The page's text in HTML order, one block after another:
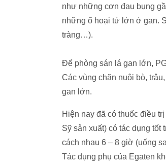
như những cơn đau bụng
những ổ hoại tử lớn ở gan.
tràng…).
Để phòng sán lá gan lớn,
Các vùng chăn nuôi bò,
gan lớn.
Hiện nay đã có thuốc điều
Sỹ sản xuất) có tác dụng
cách nhau 6 – 8 giờ (uống
Tác dụng phụ của Egaten